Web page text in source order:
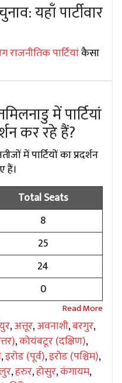
यहाँ पार्टीवार
पार्टियांकैसा
में पार्टियां
कर रहे हैं?
में पार्टियों का प्रदर्शन
हैं।
Total Seats
8
25
24
0
,अत्तूर,अवनाशी,बरगुर,
,कोयंबटूर (दक्षिण),
,इरोड (पूर्व),इरोड (पश्चिम),
,हरुर,होसुर,कंगायम,